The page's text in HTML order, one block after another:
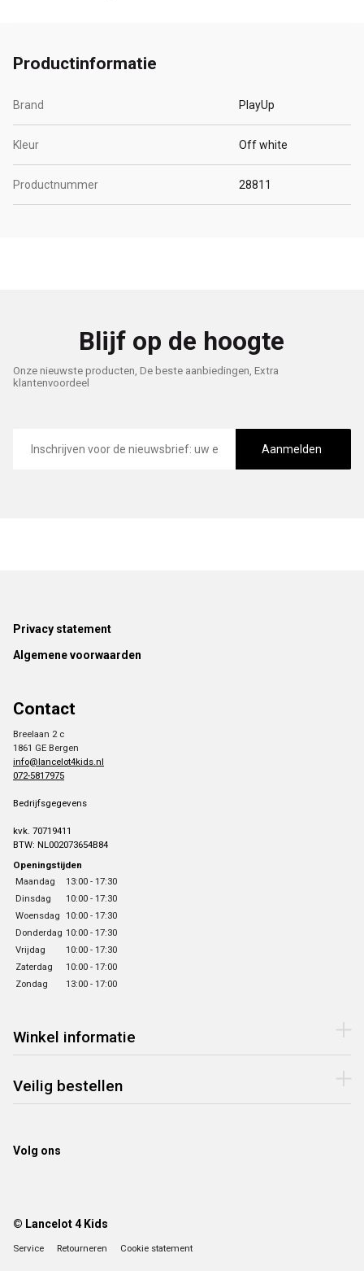
Productinformatie
Brand PlayUp
Kleur Off white
Productnummer 28811
Blijf op de hoogte
Onze nieuwste producten, De beste aanbiedingen, Extra
klantenvoordeel
mailadres
Aanmelden
Footer
Privacy statement
Algemene voorwaarden
Contact
Breelaan 2 c
1861 GE Bergen
info@lancelot4kids.nl
072-5817975
Bedrijfsgegevens
kvk. 70719411
BTW: NL002073654B84
Openingstijden
Maandag
13:00 - 17:30
Dinsdag
10:00 - 17:30
Woensdag 10:00 - 17:30
Donderdag 10:00 - 17:30
Vrijdag
10:00 - 17:30
Zaterdag
10:00 - 17:00
Zondag
13:00 - 17:00
Winkel informatie
Veilig bestellen
Volg ons
© Lancelot 4 Kids
Service Retourneren Cookie statement